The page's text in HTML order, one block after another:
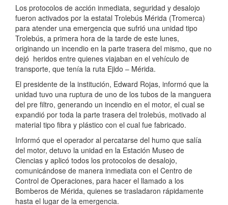
Los protocolos de acción inmediata, seguridad y desalojo
fueron activados por la estatal Trolebús Mérida (Tromerca)
para atender una emergencia que sufrió una unidad tipo
Trolebús, a primera hora de la tarde de este lunes,
originando un incendio en la parte trasera del mismo, que no
dejó heridos entre quienes viajaban en el vehículo de
transporte, que tenía la ruta Ejido – Mérida.
El presidente de la institución, Edward Rojas, informó que la
unidad tuvo una ruptura de uno de los tubos de la manguera
del pre filtro, generando un incendio en el motor, el cual se
expandió por toda la parte trasera del trolebús, motivado al
material tipo fibra y plástico con el cual fue fabricado.
Informó que el operador al percatarse del humo que salía
del motor, detuvo la unidad en la Estación Museo de
Ciencias y aplicó todos los protocolos de desalojo,
comunicándose de manera inmediata con el Centro de
Control de Operaciones, para hacer el llamado a los
Bomberos de Mérida, quienes se trasladaron rápidamente
hasta el lugar de la emergencia.